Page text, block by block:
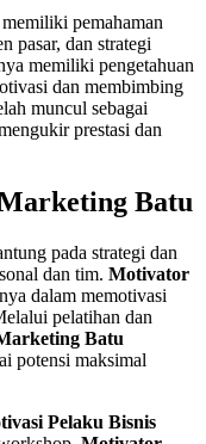
pemahaman
pasar, dan strategi
memiliki pengetahuan
dan membimbing
muncul sebagai
prestasi dan
Batu
pada strategi dan
dan tim. Motivator
dalam memotivasi
pelatihan dan
Batu
potensi maksimal
Pelaku Bisnis